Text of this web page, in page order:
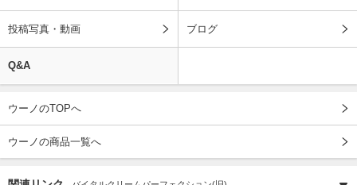
投稿写真・動画 ブログ
Q&A
ウーノのTOPへ
ウーノの商品一覧へ